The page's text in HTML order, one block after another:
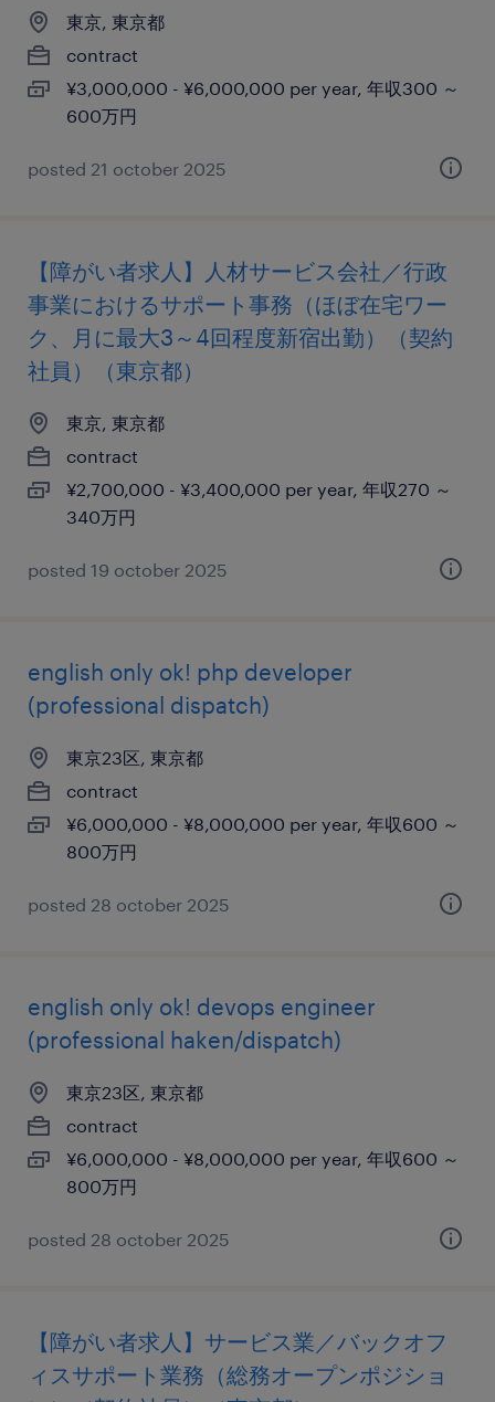
東京, 東京都
contract
¥3,000,000 - ¥6,000,000 per year, 年収300 ～
600万円
posted 21 october 2025
【障がい者求人】人材サービス会社／行政
事業におけるサポート事務（ほぼ在宅ワー
ク、月に最大3～4回程度新宿出勤）（契約
社員）（東京都）
東京, 東京都
contract
¥2,700,000 - ¥3,400,000 per year, 年収270 ～
340万円
posted 19 october 2025
english only ok! php developer
(professional dispatch)
東京23区, 東京都
contract
¥6,000,000 - ¥8,000,000 per year, 年収600 ～
800万円
posted 28 october 2025
english only ok! devops engineer
(professional haken/dispatch)
東京23区, 東京都
contract
¥6,000,000 - ¥8,000,000 per year, 年収600 ～
800万円
posted 28 october 2025
【障がい者求人】サービス業／バックオフ
ィスサポート業務（総務オープンポジショ